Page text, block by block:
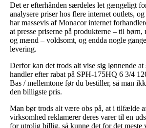
Det er efterhånden særdeles let gængeligt
analysere priser hos flere internet outlets,
har massevis af Monacor internet
at presse priserne på produkterne – til
og mænd – voldsomt, og endda nogle
levering.
Derfor kan det trods alt vise sig lønnende at
handler efter rabat på SPH-175HQ 6 3/4
Bas / mellemtone før du bestiller, så man
den billigste pris.
Man bør trods alt være obs på, at i tilfælde
virksomhed reklamerer deres varer til en
for utrolig billig, så kunne det for det meste